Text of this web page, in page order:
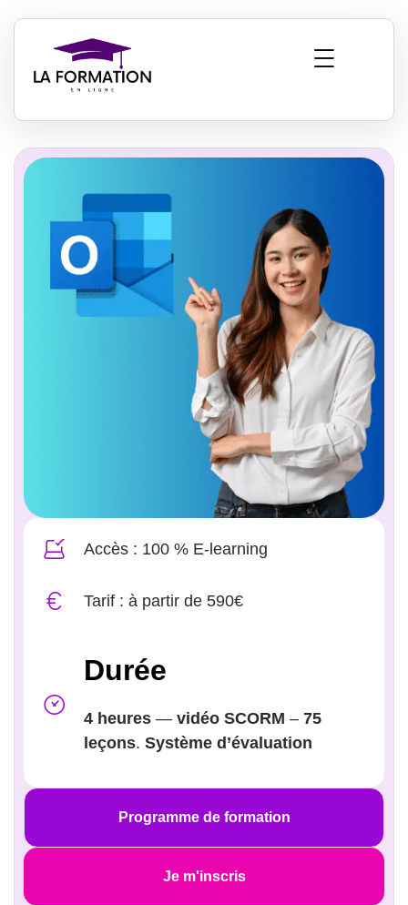
Accès : 100 % E-learning
Tarif : à partir de 590€
Durée
4 heures —vidéo SCORM –75
leçons.Système d’évaluation
Programme de formation
Je m'inscris